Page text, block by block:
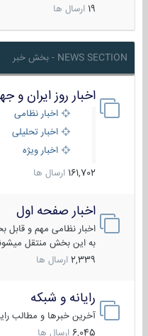
ارسال ها
NEWS SECTION - بخش خبر
اخبار روز ایران و
اخبار نظامی
اخبار تحلیلی
اخبار ویژه
161,702 ارسال ها
اخبار صفحه اول
اخبار نظامی مهم و قابل
به این بخش منتقل میشوند.
2,339 ارسال ها
رایانه و شبکه
آخرین خبرها و مطالب
6,045 ارسال ها